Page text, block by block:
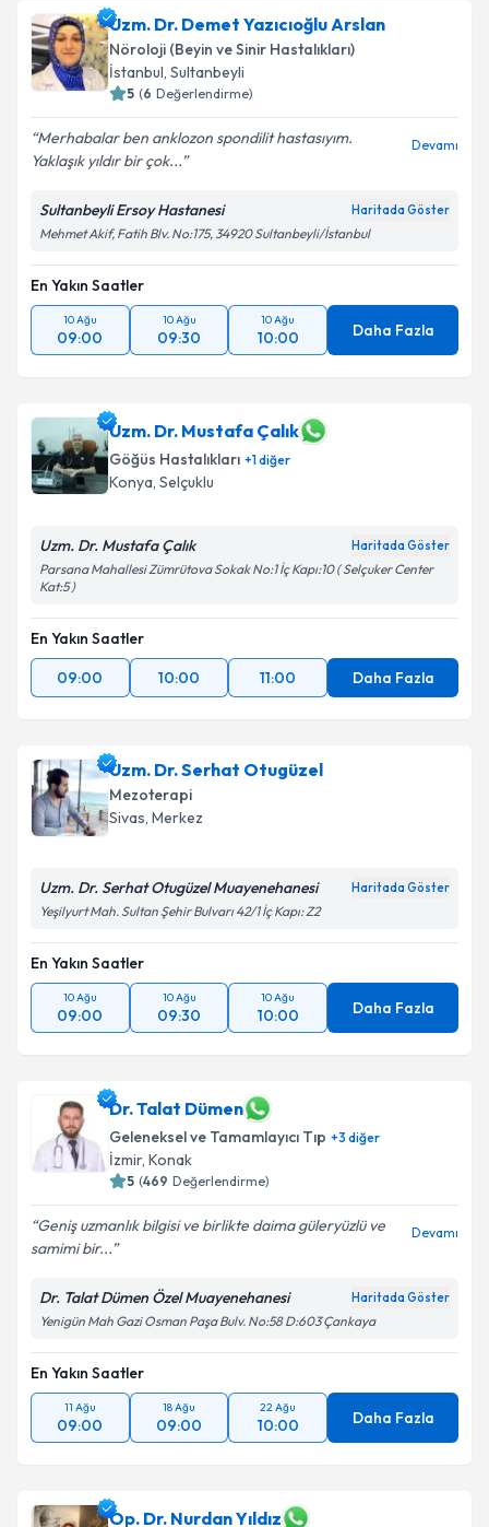
Uzm. Dr. Demet Yazıcıoğlu Arslan
Nöroloji (Beyin ve Sinir Hastalıkları)
İstanbul, Sultanbeyli
5 (6 Değerlendirme)
Merhabalar ben anklozon spondilit hastasıyım.
Yaklaşık yıldır bir çok...
Devamı
Sultanbeyli Ersoy Hastanesi Haritada Göster
Mehmet Akif, Fatih Blv. No:175, 34920 Sultanbeyli/İstanbul
En Yakın Saatler
10 Ağu
09:00
10 Ağu
09:30
10 Ağu
10:00 Daha Fazla
Uzm. Dr. Mustafa Çalık
Göğüs Hastalıkları +1diğer
Konya, Selçuklu
Uzm. Dr. Mustafa Çalık Haritada Göster
Parsana Mahallesi Zümrütova Sokak No:1 İç Kapı:10 ( Selçuker Center
Kat:5 )
En Yakın Saatler
09:00
10:00 11:00 Daha Fazla
Uzm. Dr. Serhat Otugüzel
Mezoterapi
Sivas, Merkez
Uzm. Dr. Serhat Otugüzel Muayenehanesi Haritada Göster
Yeşilyurt Mah. Sultan Şehir Bulvarı 42/1 İç Kapı: Z2
En Yakın Saatler
10 Ağu
09:00
10 Ağu
09:30
10 Ağu
10:00 Daha Fazla
Dr. Talat Dümen
Geleneksel ve Tamamlayıcı Tıp +3 diğer
İzmir, Konak
5 (469 Değerlendirme)
Geniş uzmanlık bilgisi ve birlikte daima güleryüzlü ve
samimi bir...
Devamı
Dr. Talat Dümen Özel Muayenehanesi Haritada Göster
Yenigün Mah Gazi Osman Paşa Bulv. No:58 D:603 Çankaya
En Yakın Saatler
11 Ağu
09:00
18 Ağu
09:00
22 Ağu
10:00 Daha Fazla
Op. Dr. Nurdan Yıldız